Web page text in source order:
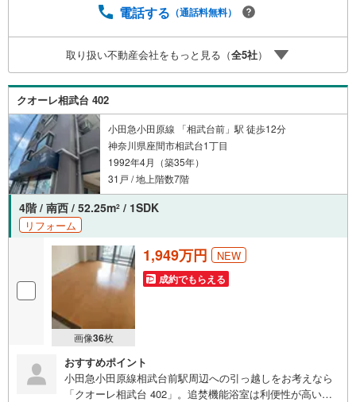
電話する （通話料無料）
取り扱い不動産会社をもっと見る（全5社）
クオーレ相武台 402
小田急小田原線 「相武台前」駅 徒歩12分
神奈川県座間市相武台1丁目
1992年4月（築35年）
31戸 / 地上階数7階
4階 / 南西 / 52.25m2 / 1SDK
リフォーム
画像36枚
1,949万円 NEW
成約でもらえる
おすすめポイント
小田急小田原線相武台前駅周辺への引っ越しをお考えなら
「クオーレ相武台 402」。追焚機能浴室は利便性が高いの